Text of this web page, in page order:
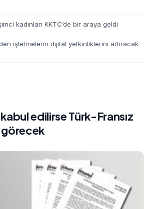
kabul edilirse Türk-Fransız
görecek
kadınları KKTC’de bir araya geldi
işletmelerin dijital yetkinliklerini artıracak